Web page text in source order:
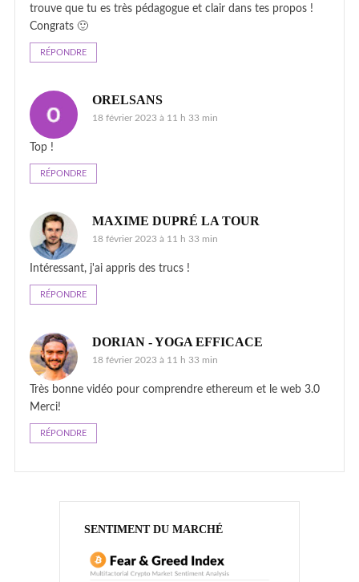
trouve que tu es très pédagogue et clair dans tes propos !
Congrats 🙂
RÉPONDRE
ORELSANS
18 février 2023 à 11 h 33 min
Top !
RÉPONDRE
MAXIME DUPRÉ LA TOUR
18 février 2023 à 11 h 33 min
Intéressant, j'ai appris des trucs !
RÉPONDRE
DORIAN - YOGA EFFICACE
18 février 2023 à 11 h 33 min
Très bonne vidéo pour comprendre ethereum et le web 3.0
Merci!
RÉPONDRE
SENTIMENT DU MARCHÉ